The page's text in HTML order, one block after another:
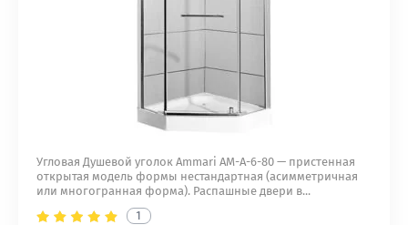
Угловая Душевой уголок Ammari AM-A-6-80 — пристенная
открытая модель формы нестандартная (асимметричная
или многогранная форма). Распашные двери в...
1